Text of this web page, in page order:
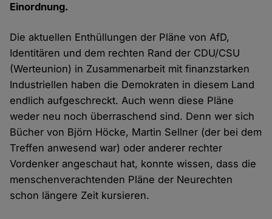
Einordnung.
Die aktuellen Enthüllungen der Pläne von AfD,
Identitären und dem rechten Rand der CDU/CSU
(Werteunion) in Zusammenarbeit mit finanzstarken
Industriellen haben die Demokraten in diesem Land
endlich aufgeschreckt. Auch wenn diese Pläne
weder neu noch überraschend sind. Denn wer sich
Bücher von Björn Höcke, Martin Sellner (der bei dem
Treffen anwesend war) oder anderer rechter
Vordenker angeschaut hat, konnte wissen, dass die
menschenverachtenden Pläne der Neurechten
schon längere Zeit kursieren.